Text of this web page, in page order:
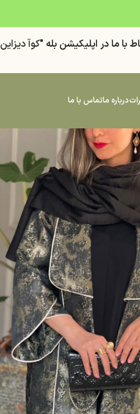
با ما در اپليكيشن بله "كوآ ديزاين
درباره ماتماس با ما